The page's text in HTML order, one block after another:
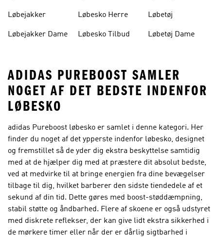
Løbejakker
Løbejakker Dame
Løbesko Herre
Løbesko Tilbud
Løbetøj
Løbetøj Dame
ADIDAS PUREBOOST SAMLER
NOGET AF DET BEDSTE INDENFOR
LØBESKO
adidas Pureboost løbesko er samlet i denne kategori. Her
finder du noget af det ypperste indenfor løbesko, designet
og fremstillet så de yder dig ekstra beskyttelse samtidig
med at de hjælper dig med at præstere dit absolut bedste,
ved at medvirke til at bringe energien fra dine bevægelser
tilbage til dig, hvilket barberer den sidste tiendedele af et
sekund af din tid. Dette gøres med boost-støddæmpning,
stabil støtte og åndbarhed. Flere af skoene er også udstyret
med diskrete reflekser, der kan give lidt ekstra sikkerhed i
de mørkere timer eller når der er dårlig sigtbarhed i